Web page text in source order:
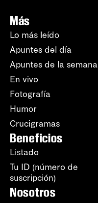
Más
Lo más leído
Apuntes del día
Apuntes de la semana
En vivo
Fotografía
Humor
Crucigramas
Beneficios
Listado
Tu ID (número de
suscripción)
Nosotros